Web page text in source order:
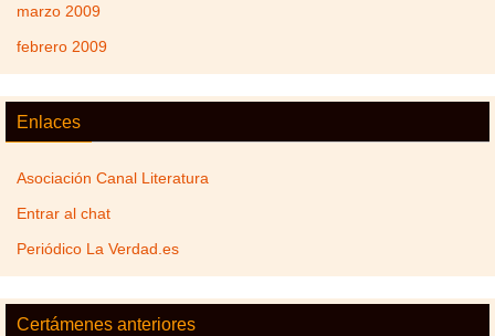
marzo 2009
febrero 2009
Enlaces
Asociación Canal Literatura
Entrar al chat
Periódico La Verdad.es
Certámenes anteriores